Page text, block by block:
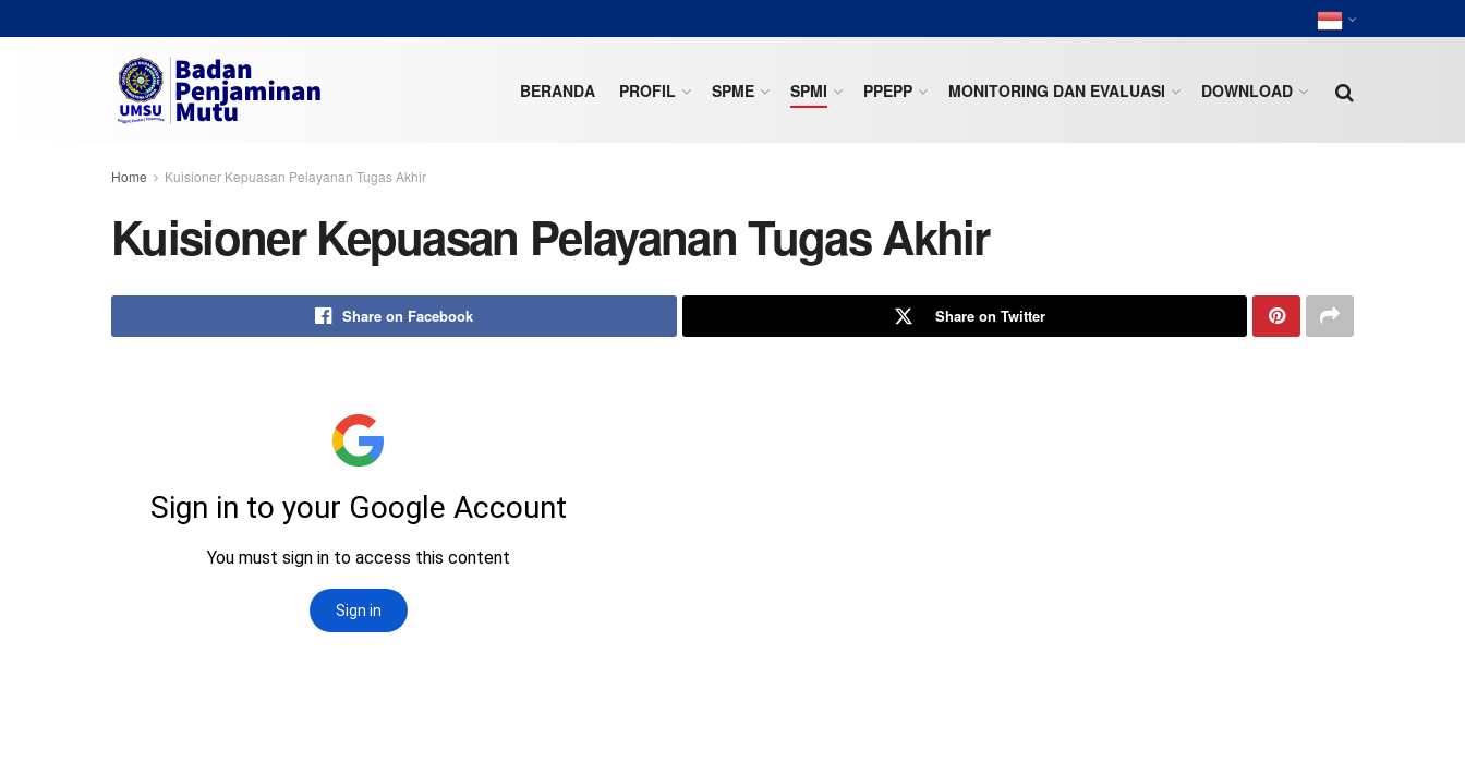
BERANDA PROFIL SPME SPMI PPEPP MONITORING DAN EVALUASI DOWNLOAD
Home Kuisioner Kepuasan Pelayanan Tugas Akhir
Kuisioner Kepuasan Pelayanan Tugas Akhir
Share on Facebook Share on Twitter